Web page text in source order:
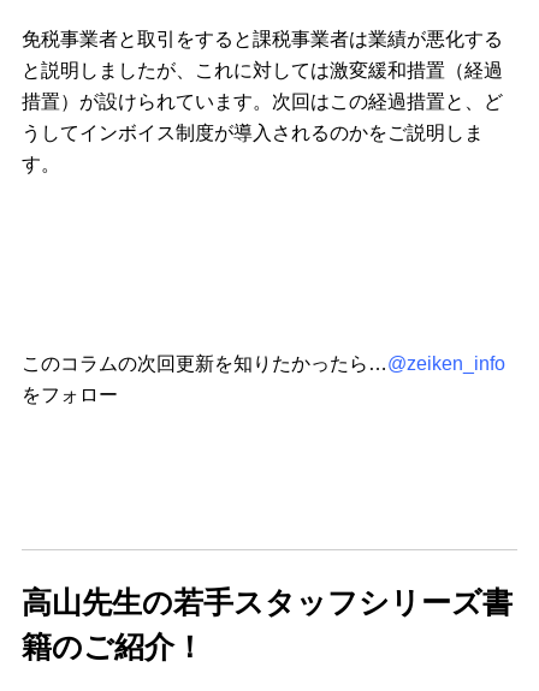
免税事業者と取引をすると課税事業者は業績が悪化する
と説明しましたが、これに対しては激変緩和措置（経過
措置）が設けられています。次回はこの経過措置と、ど
うしてインボイス制度が導入されるのかをご説明しま
す。
このコラムの次回更新を知りたかったら…@zeiken_info
をフォロー
高山先生の若手スタッフシリーズ書
籍のご紹介！